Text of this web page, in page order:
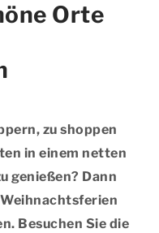
Orte
zu shoppen
in einem netten
genießen? Dann
Besuchen Sie die